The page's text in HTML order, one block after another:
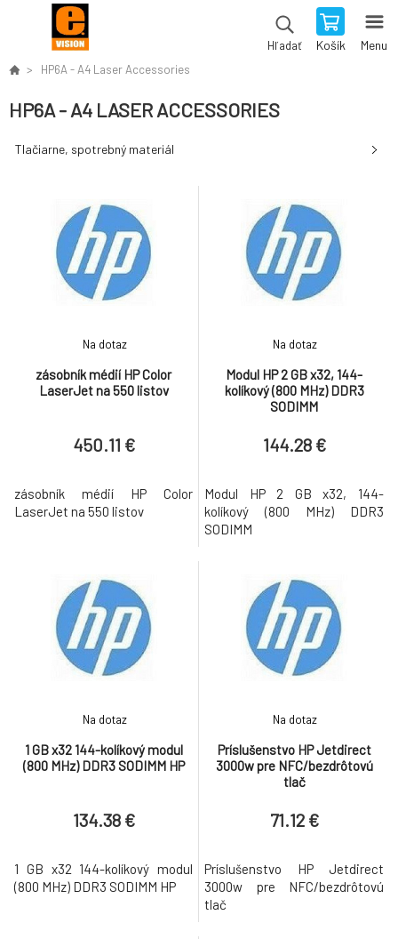
Hľadať Košík Menu
HP6A - A4 Laser Accessories
HP6A - A4 LASER ACCESSORIES
Tlačiarne, spotrebný materiál
zásobník médií HP Color
LaserJet na 550 listov
Na dotaz
450.11 €
zásobník médií HP Color
LaserJet na 550 listov
Modul HP 2 GB x32, 144-
kolíkový (800 MHz) DDR3
SODIMM
Na dotaz
144.28 €
Modul HP 2 GB x32, 144-
kolíkový (800 MHz) DDR3
SODIMM
1 GB x32 144-kolíkový modul
(800 MHz) DDR3 SODIMM HP
Na dotaz
134.38 €
1 GB x32 144-kolíkový modul
(800 MHz) DDR3 SODIMM HP
Príslušenstvo HP Jetdirect
3000w pre NFC/bezdrôtovú
tlač
Na dotaz
71.12 €
Príslušenstvo HP Jetdirect
3000w pre NFC/bezdrôtovú
tlač